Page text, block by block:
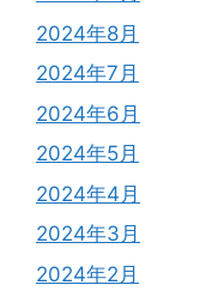
2024年8月
2024年7月
2024年6月
2024年5月
2024年4月
2024年3月
2024年2月